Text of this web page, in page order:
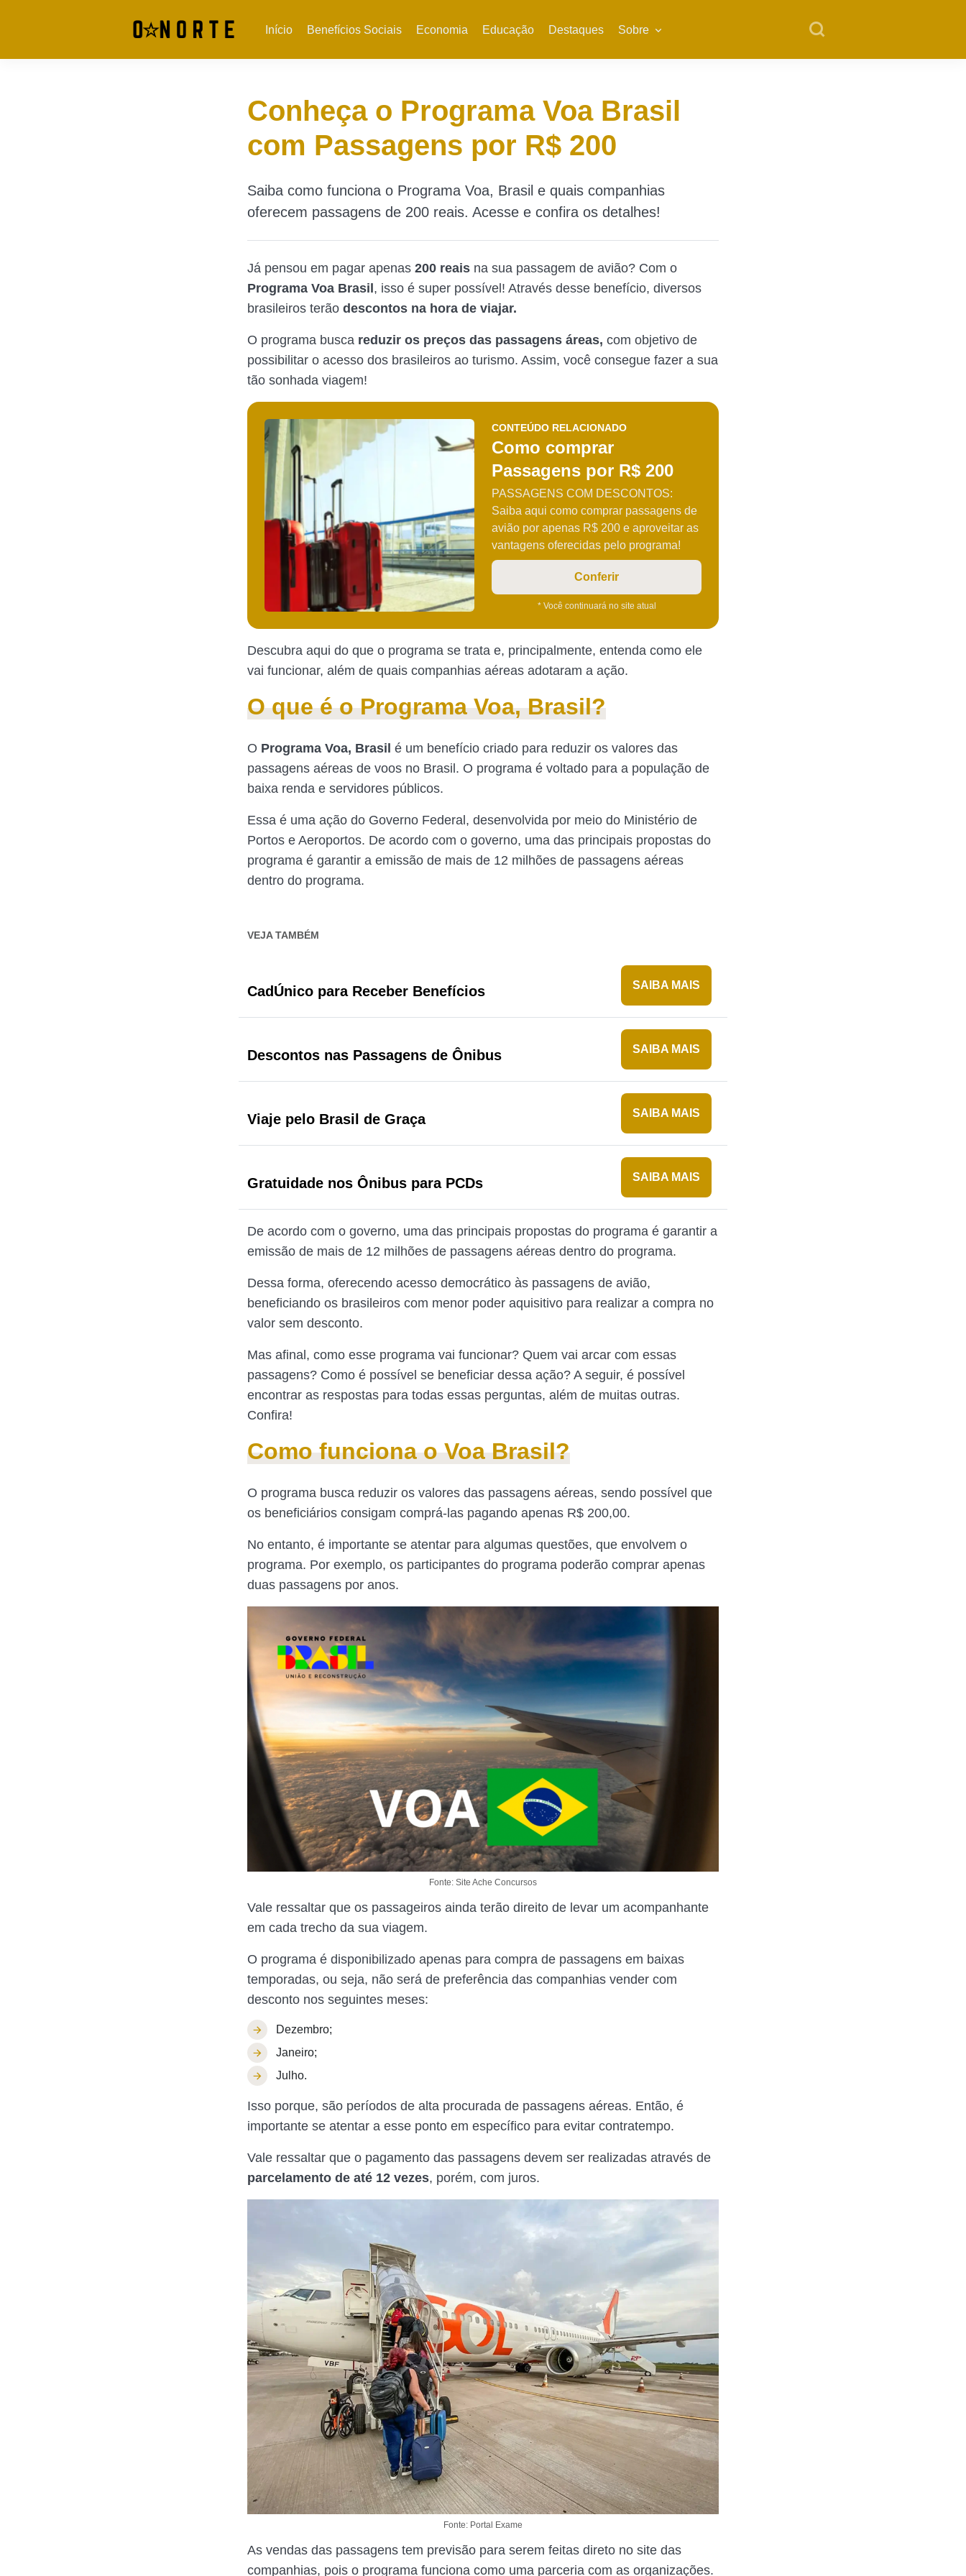
Início Benefícios Sociais Economia Educação Destaques Sobre
Conheça o Programa Voa Brasil
com Passagens por R$ 200
Saiba como funciona o Programa Voa, Brasil e quais companhias
oferecem passagens de 200 reais. Acesse e confira os detalhes!
Já pensou em pagar apenas 200 reais na sua passagem de avião? Com o
Programa Voa Brasil , isso é super possível! Através desse benefício, diversos
brasileiros terão descontos na hora de viajar.
O programa busca reduzir os preços das passagens áreas, com objetivo de
possibilitar o acesso dos brasileiros ao turismo. Assim, você consegue fazer a sua
tão sonhada viagem!
CONTEÚDO RELACIONADO
Como comprar
Passagens por R$ 200
PASSAGENS COM DESCONTOS:
Saiba aqui como comprar passagens de
avião por apenas R$ 200 e aproveitar as
vantagens oferecidas pelo programa!
Conferir
* Você continuará no site atual
Descubra aqui do que o programa se trata e, principalmente, entenda como ele
vai funcionar, além de quais companhias aéreas adotaram a ação.
O que é o Programa Voa, Brasil?
O Programa Voa, Brasil é um benefício criado para reduzir os valores das
passagens aéreas de voos no Brasil. O programa é voltado para a população de
baixa renda e servidores públicos.
Essa é uma ação do Governo Federal, desenvolvida por meio do Ministério de
Portos e Aeroportos. De acordo com o governo, uma das principais propostas do
programa é garantir a emissão de mais de 12 milhões de passagens aéreas
dentro do programa.
VEJA TAMBÉM
CadÚnico para Receber Benefícios SAIBA MAIS
Descontos nas Passagens de Ônibus SAIBA MAIS
Viaje pelo Brasil de Graça SAIBA MAIS
Gratuidade nos Ônibus para PCDs SAIBA MAIS
De acordo com o governo, uma das principais propostas do programa é garantir a
emissão de mais de 12 milhões de passagens aéreas dentro do programa.
Dessa forma, oferecendo acesso democrático às passagens de avião,
beneficiando os brasileiros com menor poder aquisitivo para realizar a compra no
valor sem desconto.
Mas afinal, como esse programa vai funcionar? Quem vai arcar com essas
passagens? Como é possível se beneficiar dessa ação? A seguir, é possível
encontrar as respostas para todas essas perguntas, além de muitas outras.
Confira!
Como funciona o Voa Brasil?
O programa busca reduzir os valores das passagens aéreas, sendo possível que
os beneficiários consigam comprá-las pagando apenas R$ 200,00.
No entanto, é importante se atentar para algumas questões, que envolvem o
programa. Por exemplo, os participantes do programa poderão comprar apenas
duas passagens por anos.
Fonte: Site Ache Concursos
Vale ressaltar que os passageiros ainda terão direito de levar um acompanhante
em cada trecho da sua viagem.
O programa é disponibilizado apenas para compra de passagens em baixas
temporadas, ou seja, não será de preferência das companhias vender com
desconto nos seguintes meses:
Dezembro;
Janeiro;
Julho.
Isso porque, são períodos de alta procurada de passagens aéreas. Então, é
importante se atentar a esse ponto em específico para evitar contratempo.
Vale ressaltar que o pagamento das passagens devem ser realizadas através de
parcelamento de até 12 vezes, porém, com juros.
Fonte: Portal Exame
As vendas das passagens tem previsão para serem feitas direto no site das
companhias, pois o programa funciona como uma parceria com as organizações.